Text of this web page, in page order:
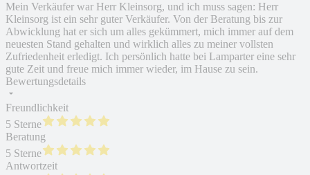
Mein Verkäufer war Herr Kleinsorg, und ich muss sagen: Herr
Kleinsorg ist ein sehr guter Verkäufer. Von der Beratung bis zur
Abwicklung hat er sich um alles gekümmert, mich immer auf dem
neuesten Stand gehalten und wirklich alles zu meiner vollsten
Zufriedenheit erledigt. Ich persönlich hatte bei Lamparter eine sehr
gute Zeit und freue mich immer wieder, im Hause zu sein.
Bewertungsdetails
Freundlichkeit
5 Sterne
Beratung
5 Sterne
Antwortzeit